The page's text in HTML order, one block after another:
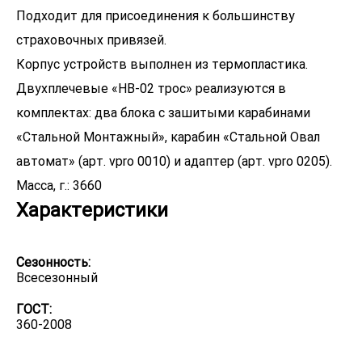
Подходит для присоединения к большинству
страховочных привязей.
Корпус устройств выполнен из термопластика.
Двухплечевые «НВ-02 трос» реализуются в
комплектах: два блока с зашитыми карабинами
«Стальной Монтажный», карабин «Стальной Овал
автомат» (арт. vpro 0010) и адаптер (арт. vpro 0205).
Характеристики
Сезонность:
Всесезонный
ГОСТ:
360-2008